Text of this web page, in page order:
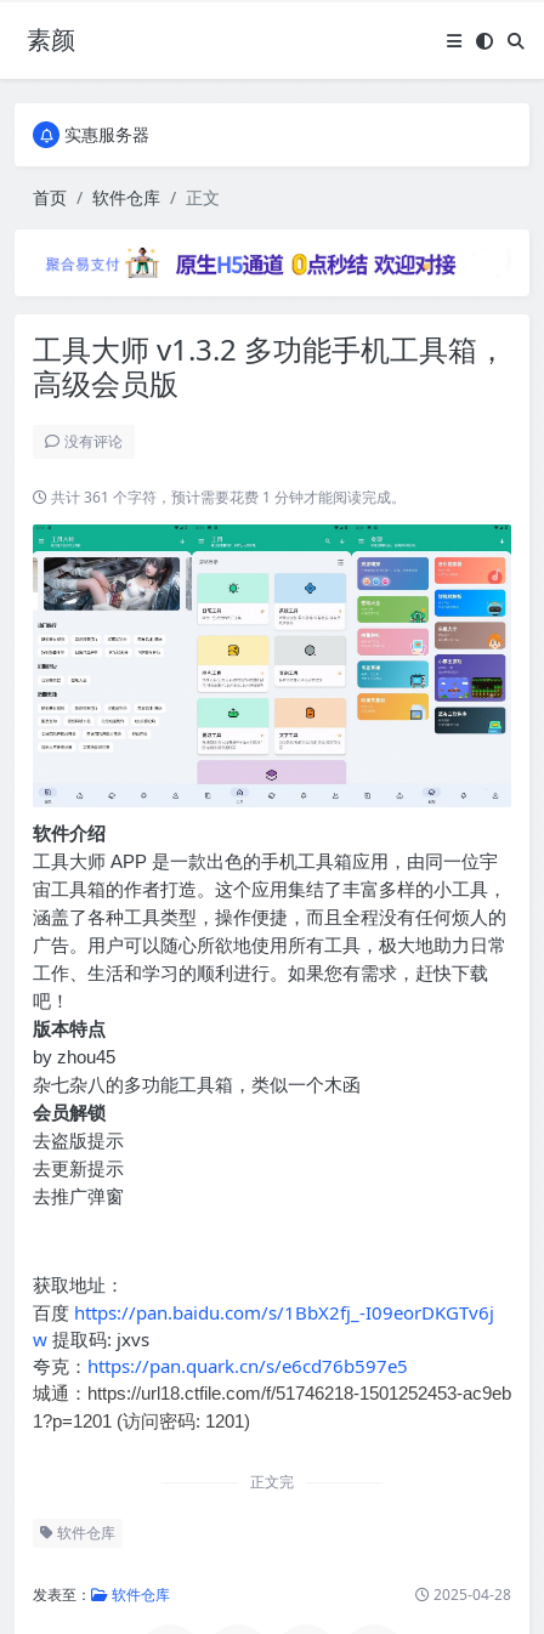
素颜全国免费包邮流量卡
实惠服务器
实惠服务器
首页 软件仓库 正文
工具大师 v1.3.2 多功能手机工具箱，
高级会员版
没有评论
共计 361 个字符，预计需要花费 1 分钟才能阅读完成。
软件介绍
工具大师 APP 是一款出色的手机工具箱应用，由同一位宇
宙工具箱的作者打造。这个应用集结了丰富多样的小工具，
涵盖了各种工具类型，操作便捷，而且全程没有任何烦人的
广告。用户可以随心所欲地使用所有工具，极大地助力日常
工作、生活和学习的顺利进行。如果您有需求，赶快下载
吧！
版本特点
by zhou45
杂七杂八的多功能工具箱，类似一个木函
会员解锁
去盗版提示
去更新提示
去推广弹窗
获取地址：
百度 https://pan.baidu.com/s/1BbX2fj_-I09eorDKGTv6j
w 提取码: jxvs
夸克： https://pan.quark.cn/s/e6cd76b597e5
城通： https://url18.ctfile.com/f/51746218-1501252453-ac9eb
1?p=1201 (访问密码: 1201)
正文完
软件仓库
发表至： 软件仓库 2025-04-28